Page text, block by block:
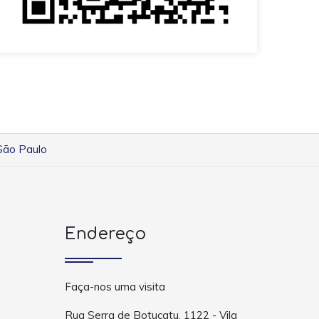
Paulo
Endereço
Faça-nos uma visita
Rua Serra de Botucatu, 1122 - Vila